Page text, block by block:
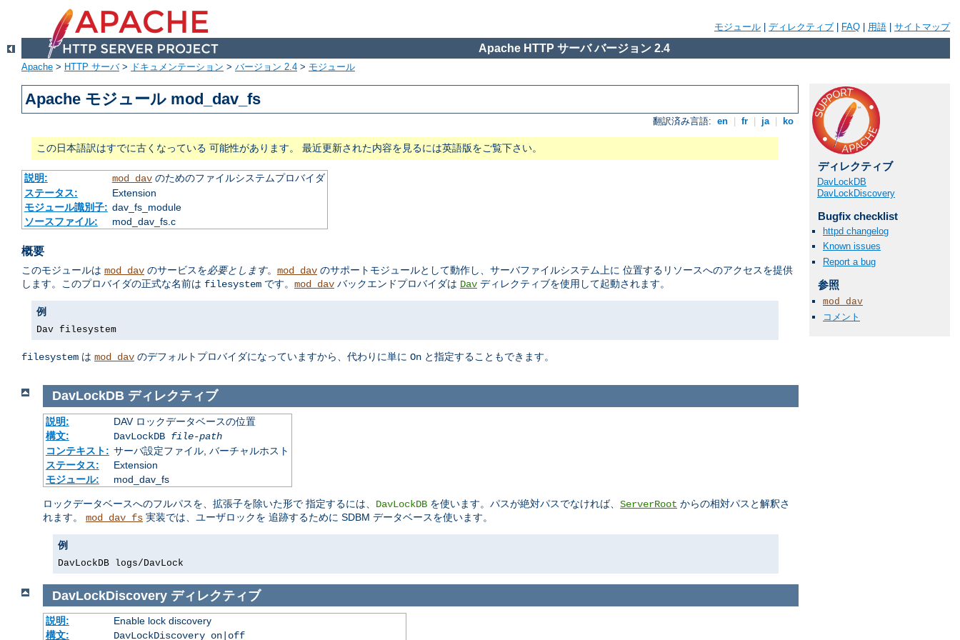
モジュール ディレクティブ FAQ 用語 サイトマップ
Apache HTTP サーバ バージョン 2.4
Apache > HTTP サーバ> ドキュメンテーション > バージョン 2.4 > モジュール
Apache モジュール mod_dav_fs
翻訳済み言語: en fr ja ko
この日本語訳はすでに古くなっている 可能性があります。 最近更新された内容を見るには英語版をご覧下さい。
説明: mod_davのためのファイルシステムプロバイダ
ステータス:
Extension
モジュール識別子: dav_fs_module
ソースファイル:
mod_dav_fs.c
概要
このモジュールは mod_dav のサービスを必要とします。 mod_dav のサポートモジュールとして動作し、サーバファイルシステム上に 位置するリソースへのアクセスを提供
します。このプロバイダの正式な名前は filesystem です。 mod_dav バックエンドプロバイダは Dav ディレクティブを使用して起動されます。
例
Dav filesystem
filesystem は mod_dav のデフォルトプロバイダになっていますから、代わりに単に On と指定することもできます。
ディレクティブ
DavLockDB
DavLockDiscovery
Bugfix checklist
httpd changelog
Known issues
Report a bug
参照
mod_dav
コメント
DavLockDB ディレクティブ
説明:
DAV ロックデータベースの位置
構文:
DavLockDB file-path
コンテキスト: サーバ設定ファイル, バーチャルホスト
ステータス:
Extension
モジュール:
mod_dav_fs
ロックデータベースへのフルパスを、拡張子を除いた形で 指定するには、 DavLockDB を使います。パスが絶対パスでなければ、 ServerRoot からの相対パスと解釈さ
れます。 mod_dav_fs 実装では、ユーザロックを 追跡するために SDBM データベースを使います。
例
DavLockDB logs/DavLock
DavLockDiscovery ディレクティブ
説明:
Enable lock discovery
構文:
DavLockDiscovery on|off